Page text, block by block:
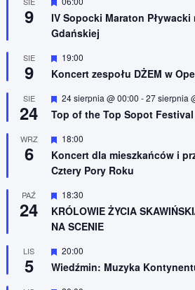
9
y
r
ó
n
o
e
IV Sopocki Maraton
Gdańskiej
SIE
9
W
r
ż
n
i
o
n
e
19:00
Koncert zespołu DŻEM w
SIE
24
W
r
ż
n
o
e
24 sierpnia @ 00:00 -27 sierpnia
Top of the Top Sopot
WRZ
6
W
r
ó
n
i
o
n
18:00
Koncert dla mieszkańców i
Cztery Pory Roku
PAŹ
24
W
y
r
ó
n
i
o
18:30
KRÓLOWIE ŻYCIA
NA SCENIE
LIS
5
W
y
r
20:00
Wiedźmin: Muzyka